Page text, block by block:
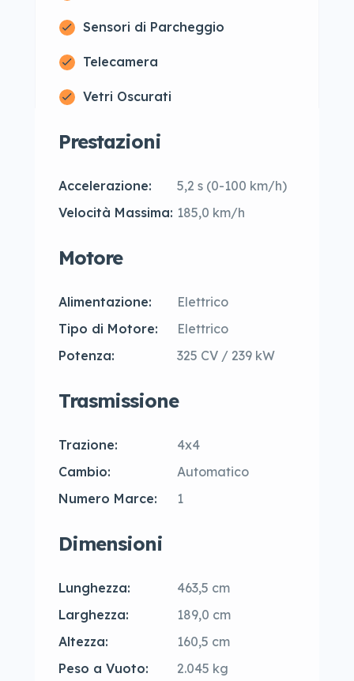
Sensori di Parcheggio
Telecamera
Vetri Oscurati
Prestazioni
Accelerazione:
5,2 s (0-100 km/h)
Velocità Massima: 185,0 km/h
Motore
Alimentazione:
Elettrico
Tipo di Motore:
Elettrico
Potenza:
325 CV / 239 kW
Trasmissione
Trazione:
4x4
Cambio:
Automatico
Numero Marce:
1
Dimensioni
Lunghezza:
463,5 cm
Larghezza:
189,0 cm
Altezza:
160,5 cm
Peso a Vuoto:
2.045 kg